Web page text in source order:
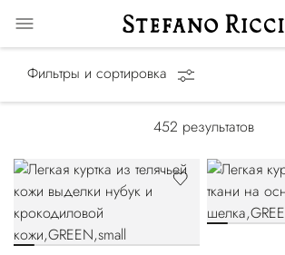
Фильтры и сортировка
452 результатов